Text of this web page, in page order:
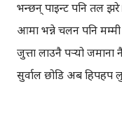
भन्छन् पाइन्ट पनि तल
आमा भन्ने चलन पनि मम्मी
जुत्ता लाउनै पर्‍यो जमाना
सुर्वाल छोडि अब हिपहप